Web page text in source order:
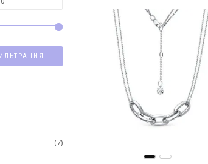
(7)